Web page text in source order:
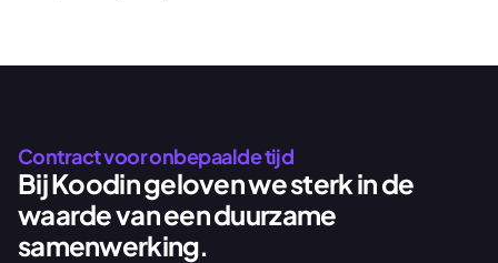
Contract voor onbepaalde tijd
Bij Koodin geloven we sterk in de
waarde van een duurzame
samenwerking.